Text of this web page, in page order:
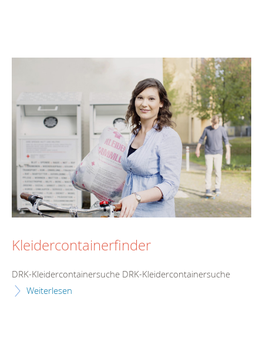
Kleidercontainerfinder
DRK-Kleidercontainersuche DRK-Kleidercontainersuche
Weiterlesen